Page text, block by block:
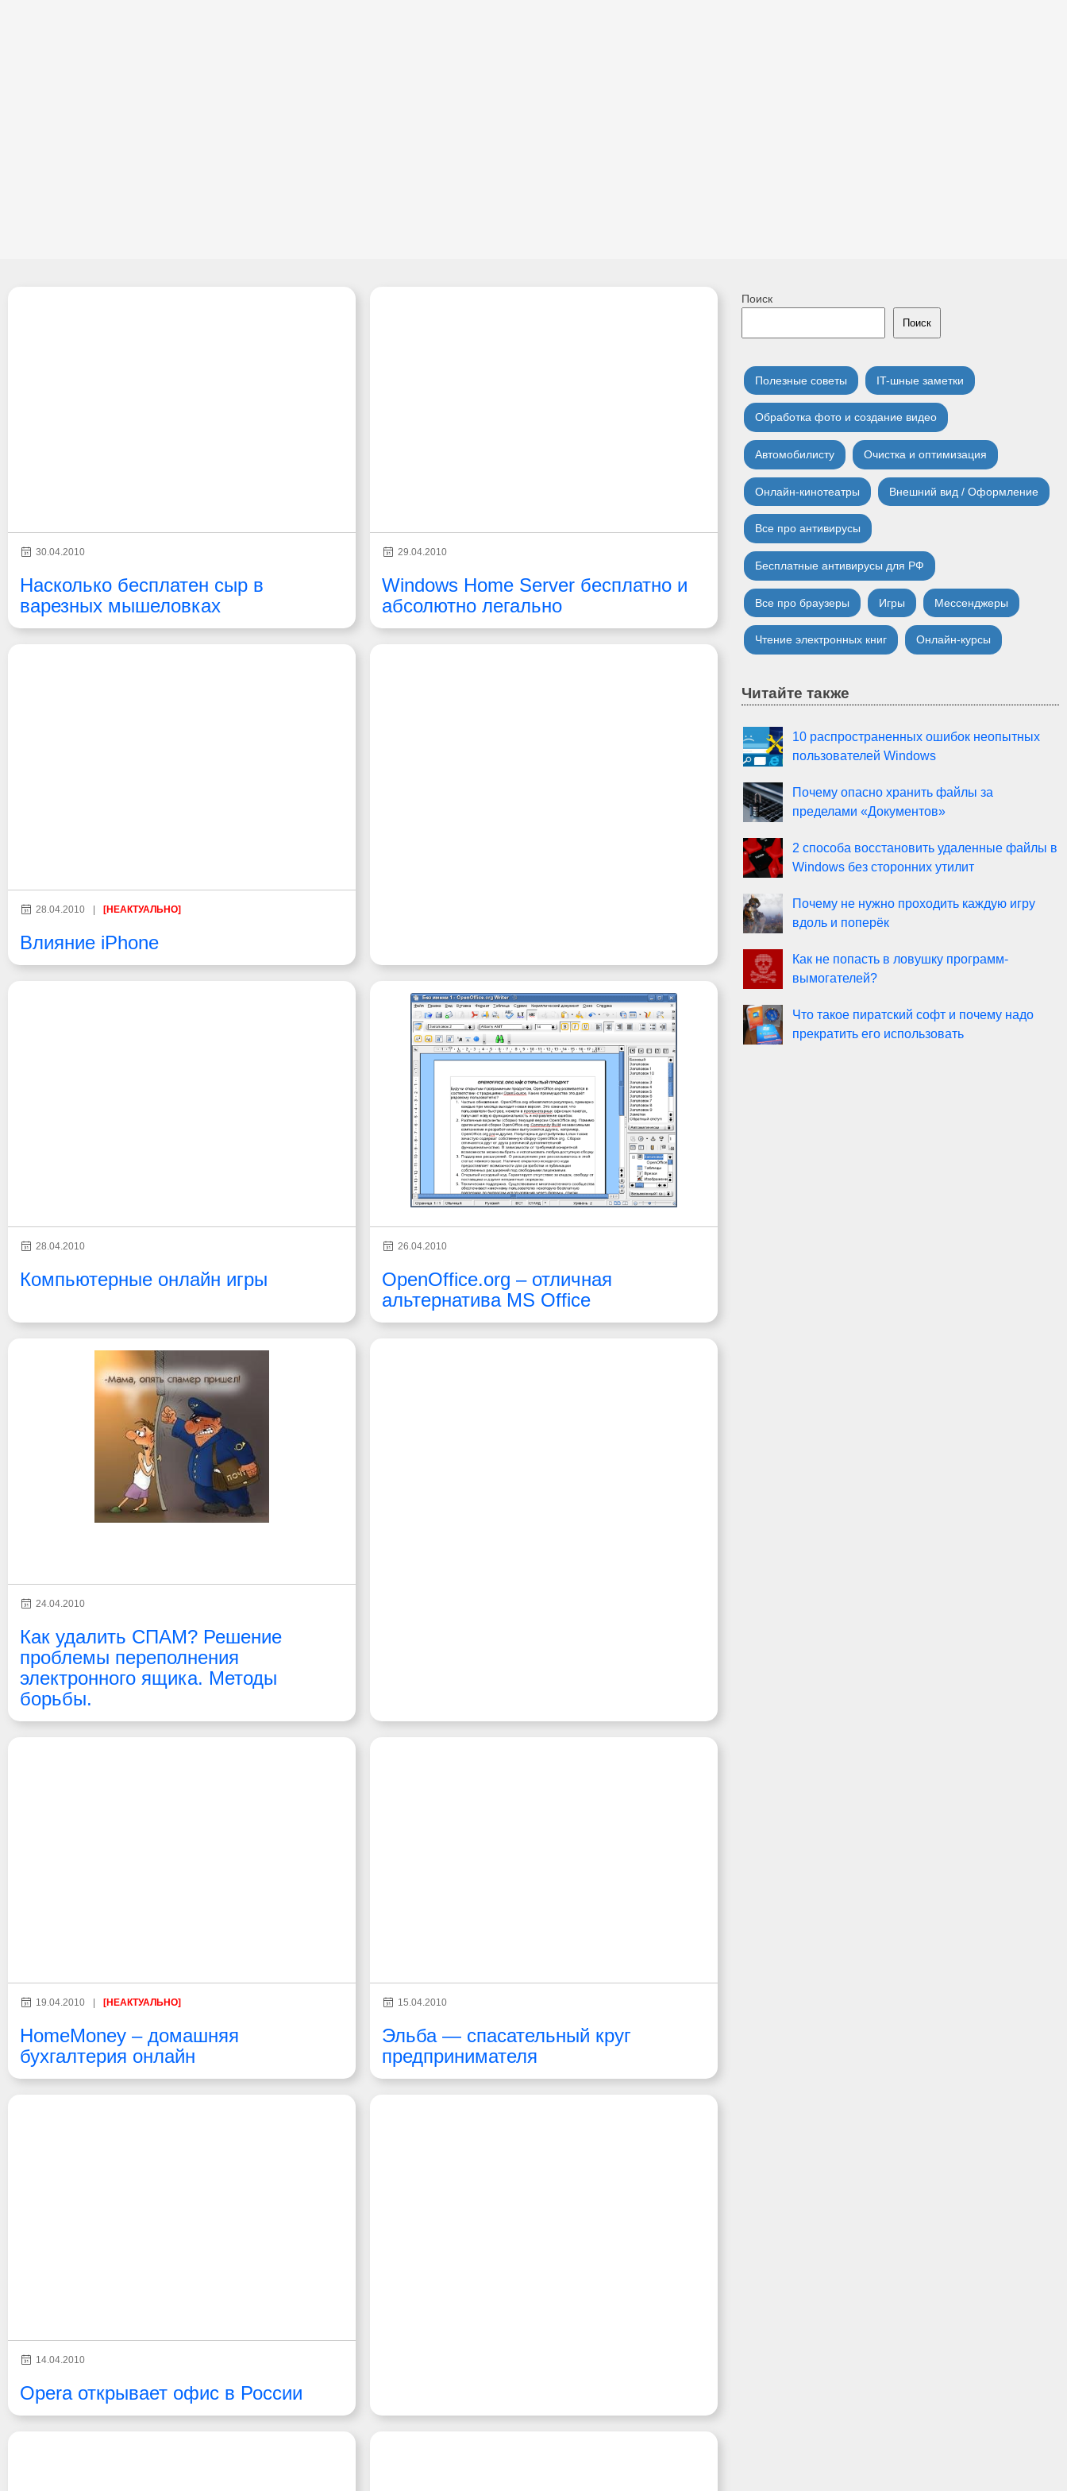
30.04.2010
Насколько бесплатен сыр в
варезных мышеловках
29.04.2010
Windows Home Server бесплатно и
абсолютно легально
28.04.2010 | [НЕАКТУАЛЬНО]
Влияние iPhone
28.04.2010
Компьютерные онлайн игры
26.04.2010
OpenOffice.org – отличная
альтернатива MS Office
24.04.2010
Как удалить СПАМ? Решение
проблемы переполнения
электронного ящика. Методы
борьбы.
19.04.2010 | [НЕАКТУАЛЬНО]
HomeMoney – домашняя
бухгалтерия онлайн
15.04.2010
Эльба — спасательный круг
предпринимателя
14.04.2010
Opera открывает офис в России
Поиск
Поиск
Полезные советы IT-шные заметки
Обработка фото и создание видео
Автомобилисту Очистка и оптимизация
Онлайн-кинотеатры Внешний вид / Оформление
Все про антивирусы
Бесплатные антивирусы для РФ
Все про браузеры Игры Мессенджеры
Чтение электронных книг Онлайн-курсы
Читайте также
10 распространенных ошибок неопытных
пользователей Windows
Почему опасно хранить файлы за
пределами «Документов»
2 способа восстановить удаленные файлы в
Windows без сторонних утилит
Почему не нужно проходить каждую игру
вдоль и поперёк
Как не попасть в ловушку программ-
вымогателей?
Что такое пиратский софт и почему надо
прекратить его использовать